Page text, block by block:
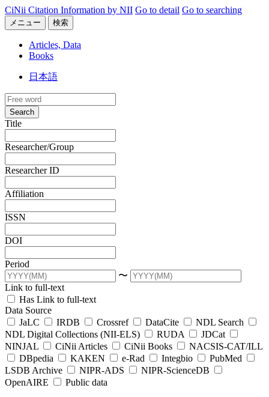
CiNii Citation Information by NII Go to detail Go to searching
メニュー 検索
Articles, Data
Books
日本語
Search
Title
Researcher/Group
Researcher ID
Affiliation
ISSN
DOI
Period
〜
Link to full-text
Has Link to full-text
Data Source
JaLC
IRDB Crossref DataCite
NDL Search
NDL Digital Collections (NII-ELS)
RUDA
JDCat
NINJAL
CiNii Articles CiNii Books
NACSIS-CAT/ILL
DBpedia
KAKEN e-Rad Integbio
PubMed
LSDB Archive
NIPR-ADS
NIPR-ScienceDB
OpenAIRE
Public data